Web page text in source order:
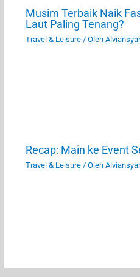
Musim Terbaik Naik
Laut Paling Tenang?
Travel & Leisure/ Oleh
Recap: Main ke Event
Travel & Leisure/ Oleh